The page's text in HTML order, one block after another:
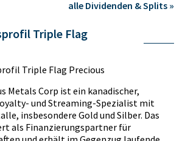
alle Dividenden & Splits »
Triple Flag
Metals Corp ist ein kanadischer,
und Streaming-Spezialist mit
insbesondere Gold und Silber. Das
als Finanzierungspartner für